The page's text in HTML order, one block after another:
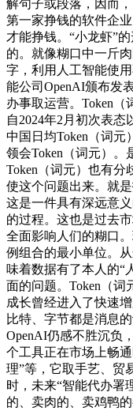
解句子或段落，因而
第一家挣钱的软件企
才能挣钱。“小龙虾”
的。就像糊口中一斤
字，利用人工智能使
能公司OpenAI颁布发
办事取运营。Token（
自2024年2月初次表态
中国日均Token（词元
领会Token（词元）。
Token（词元）也有
使这个问题出来。就
这是一件具有深远意
的过程。这也是过去
全面影响人们的糊口
例组合的最小单位。
味着数据有了本人的“
面的问题。Token（
成长曾经进入了快速
比特、字节都是消息
OpenAI仍感不胜沉负
个工具正在市场上畅
理”等，它取手艺、贸
时，未来“智能代办署
的、卖肉的、卖鸡鸭